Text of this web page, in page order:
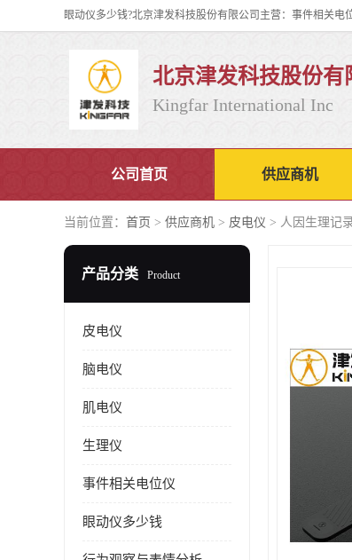
北京津发科技股份有
Kingfar International Inc
公司首页 供应商机
当前位置： 首页 > 供应商机 > 皮电仪 > 人因生理记
产品分类 Product
皮电仪
脑电仪
肌电仪
生理仪
事件相关电位仪
眼动仪多少钱